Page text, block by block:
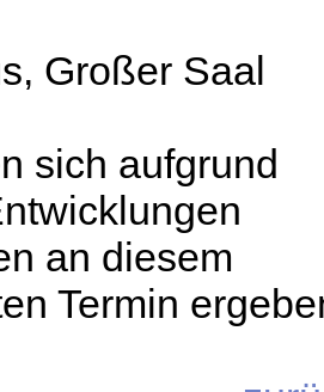
Großer Saal
sich aufgrund
an diesem
Termin